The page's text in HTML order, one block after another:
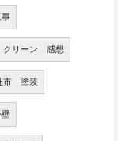
クリーン 感想
市 塗装